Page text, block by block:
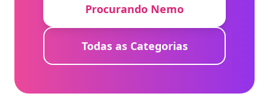
Procurando Nemo
Todas as Categorias